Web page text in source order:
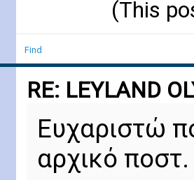
(This
Find
RE: LEYLAND
Ευχαριστώ
αρχικό ποστ.